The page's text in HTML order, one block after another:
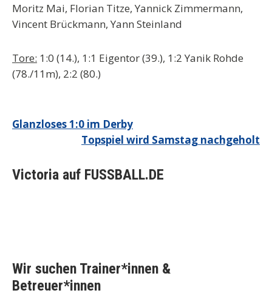
Moritz Mai, Florian Titze, Yannick Zimmermann,
Vincent Brückmann, Yann Steinland
Tore: 1:0 (14.), 1:1 Eigentor (39.), 1:2 Yanik Rohde
(78./11m), 2:2 (80.)
Beitragsnavigation
Glanzloses 1:0 im Derby
Topspiel wird Samstag nachgeholt
Victoria auf FUSSBALL.DE
Wir suchen Trainer*innen &
Betreuer*innen